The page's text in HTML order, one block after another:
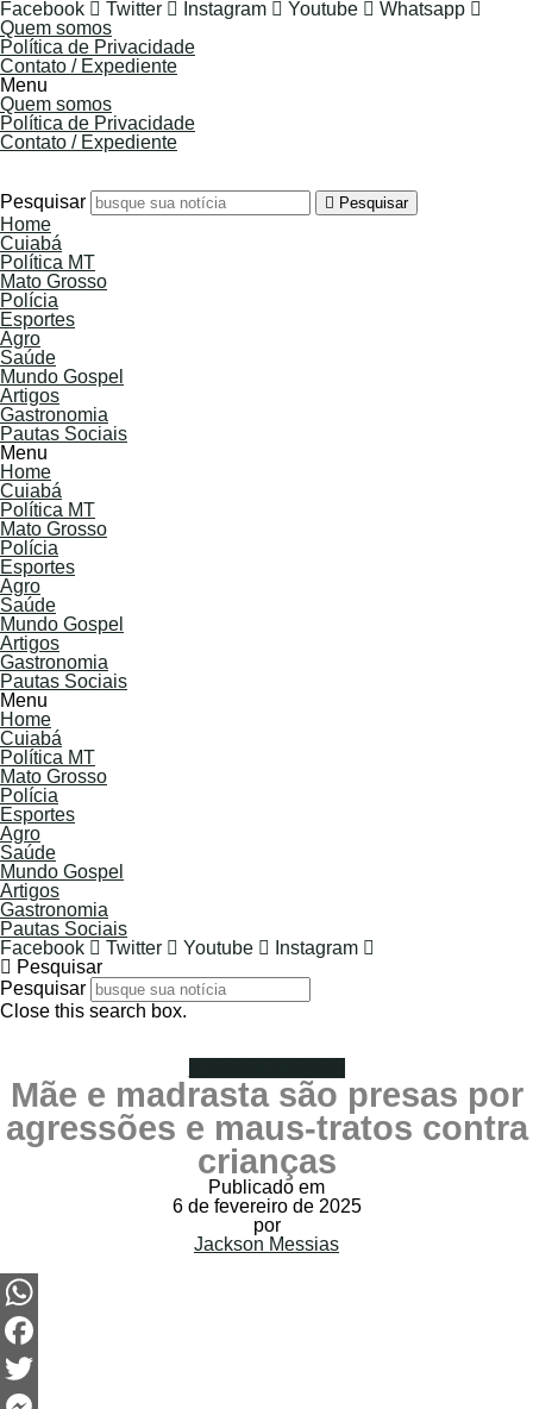
Facebook Twitter Instagram Youtube
Whatsapp
Quem somos
Política de Privacidade
Contato / Expediente
Menu
Quem somos
Política de Privacidade
Contato / Expediente
Pesquisar
Pesquisar
Home
Cuiabá
Política MT
Mato Grosso
Polícia
Esportes
Agro
Saúde
Mundo Gospel
Artigos
Gastronomia
Pautas Sociais
Menu
Home
Cuiabá
Política MT
Mato Grosso
Polícia
Esportes
Agro
Saúde
Mundo Gospel
Artigos
Gastronomia
Pautas Sociais
Menu
Home
Cuiabá
Política MT
Mato Grosso
Polícia
Esportes
Agro
Saúde
Mundo Gospel
Artigos
Gastronomia
Pautas Sociais
Facebook
Twitter Youtube
Instagram
Pesquisar
Pesquisar
Close this search box.
Mãe e madrasta são presas por
agressões e maus-tratos contra
crianças
Publicado em
6 de fevereiro de 2025
por
Jackson Messias
WhatsApp
Facebook